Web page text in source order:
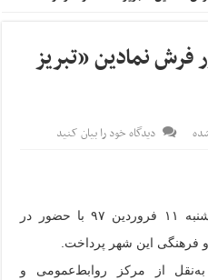
نمادین «تبریز
دیدگاه خود را بیان کنید
معاون‌اول رئیس‌جمهوری امروز شنبه ۱۱ فروردین ۹۷ با حضور در
و فرهنگی این شهر پرداخت.
از مرکز روابط‌عمومی و